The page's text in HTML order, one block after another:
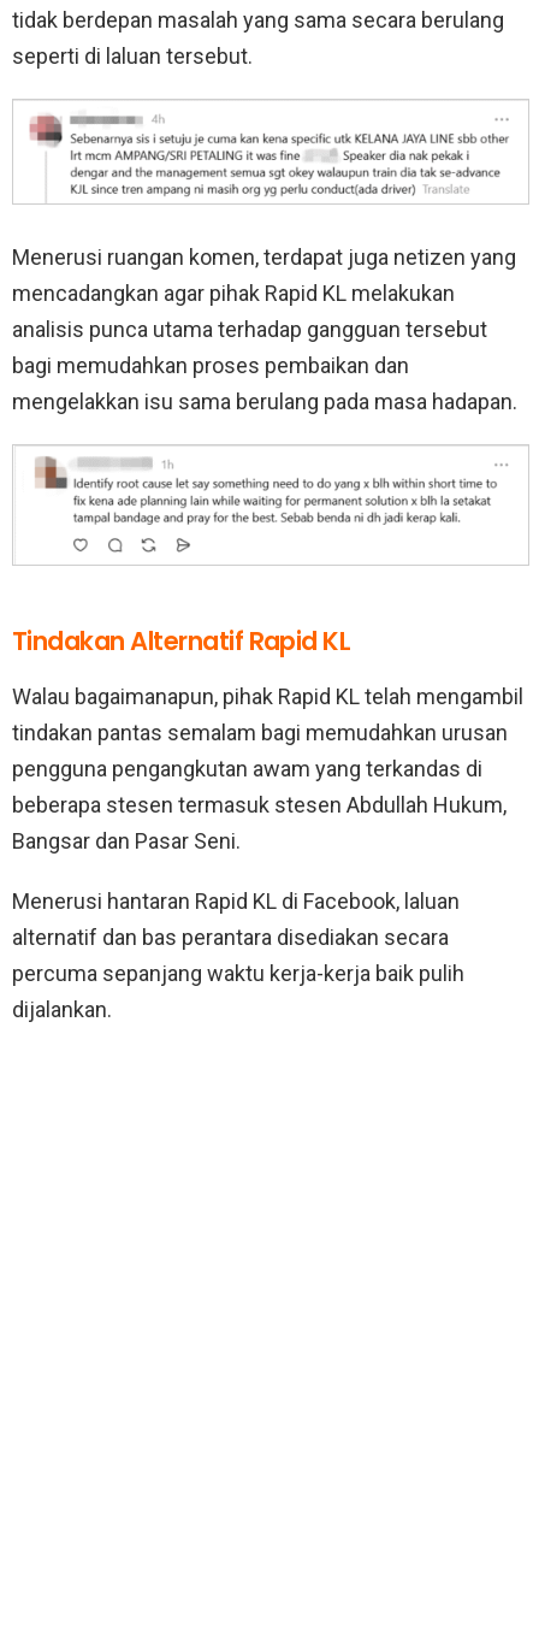
tidak berdepan masalah yang sama secara berulang
seperti di laluan tersebut.
Menerusi ruangan komen, terdapat juga netizen yang
mencadangkan agar pihak Rapid KL melakukan
analisis punca utama terhadap gangguan tersebut
bagi memudahkan proses pembaikan dan
mengelakkan isu sama berulang pada masa hadapan.
Tindakan Alternatif Rapid KL
Walau bagaimanapun, pihak Rapid KL telah mengambil
tindakan pantas semalam bagi memudahkan urusan
pengguna pengangkutan awam yang terkandas di
beberapa stesen termasuk stesen Abdullah Hukum,
Bangsar dan Pasar Seni.
Menerusi hantaran Rapid KL di Facebook, laluan
alternatif dan bas perantara disediakan secara
percuma sepanjang waktu kerja-kerja baik pulih
dijalankan.